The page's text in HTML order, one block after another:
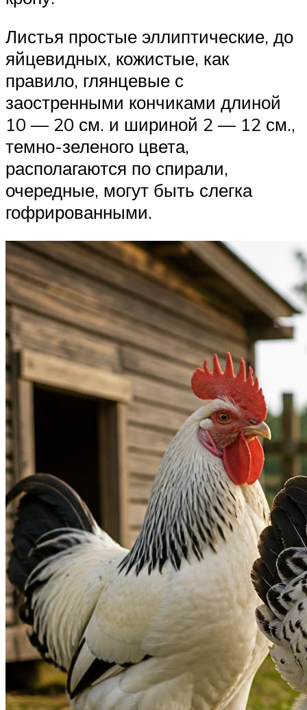
Листья простые эллиптические, до
яйцевидных, кожистые, как
правило, глянцевые с
заостренными кончиками длиной
10 — 20 см. и шириной 2 — 12 см.,
темно-зеленого цвета,
располагаются по спирали,
очередные, могут быть слегка
гофрированными.